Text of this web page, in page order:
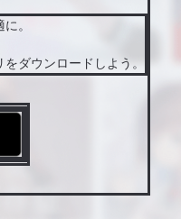
。
ダウンロードしよう。